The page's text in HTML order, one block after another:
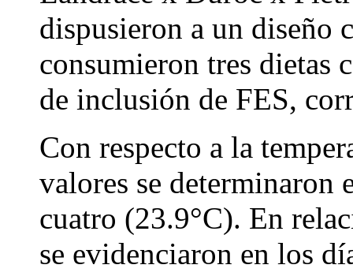
dispusieron a un diseño
consumieron tres dietas
de inclusión de FES,
Con respecto a la
valores se determinaron
cuatro (23.9°C). En
se evidenciaron en los